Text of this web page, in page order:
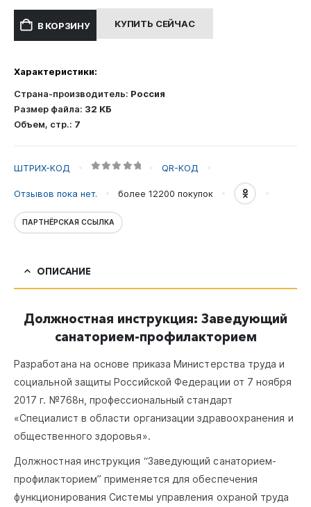
составляла
800.00 ₽.
400.00 ₽.
В КОРЗИНУ КУПИТЬ СЕЙЧАС
Характеристики:
Страна-производитель: Россия
Размер файла: 32 КБ
Объем, стр.: 7
ШТРИХ-КОД QR-КОД
Отзывов пока нет. более 12200 покупок
ПАРТНЁРСКАЯ ССЫЛКА
ОПИСАНИЕ
Должностная инструкция: Заведующий
санаторием-профилакторием
Разработана на основе приказа Министерства труда и
социальной защиты Российской Федерации от 7 ноября
2017 г. №768н, профессиональный стандарт
«Специалист в области организации здравоохранения и
общественного здоровья».
Должностная инструкция “Заведующий санаторием-
профилакторием” применяется для обеспечения
функционирования Системы управления охраной труда